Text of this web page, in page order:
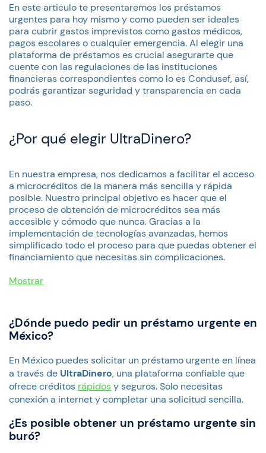
En este articulo te presentaremos los préstamos
urgentes para hoy mismo y como pueden ser ideales
para cubrir gastos imprevistos como gastos médicos,
pagos escolares o cualquier emergencia. Al elegir una
plataforma de préstamos es crucial asegurarte que
cuente con las regulaciones de las instituciones
financieras correspondientes como lo es Condusef, así,
podrás garantizar seguridad y transparencia en cada
paso.
¿Por qué elegir UltraDinero?
En nuestra empresa, nos dedicamos a facilitar el acceso
a microcréditos de la manera más sencilla y rápida
posible. Nuestro principal objetivo es hacer que el
proceso de obtención de microcréditos sea más
accesible y cómodo que nunca. Gracias a la
implementación de tecnologías avanzadas, hemos
simplificado todo el proceso para que puedas obtener el
financiamiento que necesitas sin complicaciones.
Mostrar
¿Dónde puedo pedir un préstamo urgente en
México?
En México puedes solicitar un préstamo urgente en línea
a través de UltraDinero, una plataforma confiable que
ofrece créditos rápidosy seguros. Solo necesitas
conexión a internet y completar una solicitud sencilla.
¿Es posible obtener un préstamo urgente sin
buró?